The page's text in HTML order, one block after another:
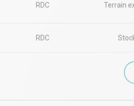
RDC Terrain
RDC